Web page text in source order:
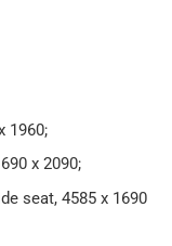
1960;
x 2090;
seat, 4585 x 1690